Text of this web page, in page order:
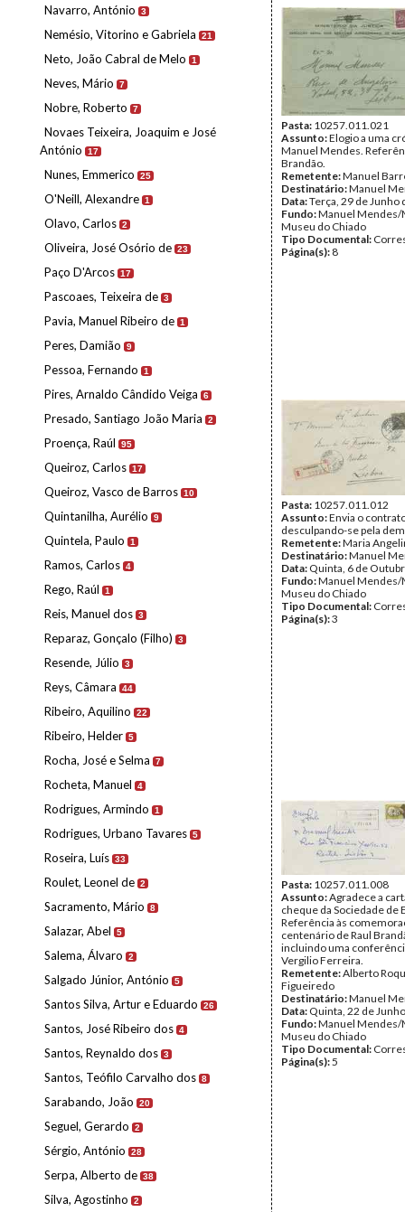
Navarro, António 3
Nemésio, Vitorino e Gabriela 21
Neto, João Cabral de Melo 1
Neves, Mário 7
Nobre, Roberto 7
Novaes Teixeira, Joaquim e José
António
17
Nunes, Emmerico 25
O'Neill, Alexandre 1
Olavo, Carlos 2
Oliveira, José Osório de 23
Paço D'Arcos 17
Pascoaes, Teixeira de 3
Pavia, Manuel Ribeiro de 1
Peres, Damião 9
Pessoa, Fernando 1
Pires, Arnaldo Cândido Veiga 6
Presado, Santiago João Maria 2
Proença, Raúl 95
Queiroz, Carlos 17
Queiroz, Vasco de Barros 10
Quintanilha, Aurélio 9
Quintela, Paulo 1
Ramos, Carlos 4
Rego, Raúl 1
Reis, Manuel dos 3
Reparaz, Gonçalo (Filho) 3
Resende, Júlio 3
Reys, Câmara 44
Ribeiro, Aquilino 22
Ribeiro, Helder 5
Rocha, José e Selma 7
Rocheta, Manuel 4
Rodrigues, Armindo 1
Rodrigues, Urbano Tavares 5
Roseira, Luís 33
Roulet, Leonel de 2
Sacramento, Mário 8
Salazar, Abel 5
Salema, Álvaro 2
Salgado Júnior, António 5
Santos Silva, Artur e Eduardo 26
Santos, José Ribeiro dos 4
Santos, Reynaldo dos 3
Santos, Teófilo Carvalho dos 8
Sarabando, João 20
Seguel, Gerardo 2
Sérgio, António 28
Serpa, Alberto de 38
Silva, Agostinho 2
Pasta: 10257.011.021
Assunto:Elogio a uma
Manuel Mendes.
Brandão.
Remetente:Manuel
Destinatário:Manuel
Data:Terça, 29 de Junho
Fundo:Manuel Mendes/
Museu do Chiado
Tipo Documental:
Página(s): 8
Pasta: 10257.011.012
Assunto:Envia o
desculpando-se pela
Remetente:Maria
Destinatário:Manuel
Data: Quinta, 6 de
Fundo:Manuel Mendes/
Museu do Chiado
Tipo Documental:
Página(s):3
Pasta: 10257.011.008
Assunto:Agradece a
cheque da Sociedade de
Referência às
centenário de Raul
incluindo uma
Vergilio Ferreira.
Remetente:Alberto
Figueiredo
Destinatário:Manuel
Data: Quinta, 22 de
Fundo:Manuel Mendes/
Museu do Chiado
Tipo Documental:
Página(s):5